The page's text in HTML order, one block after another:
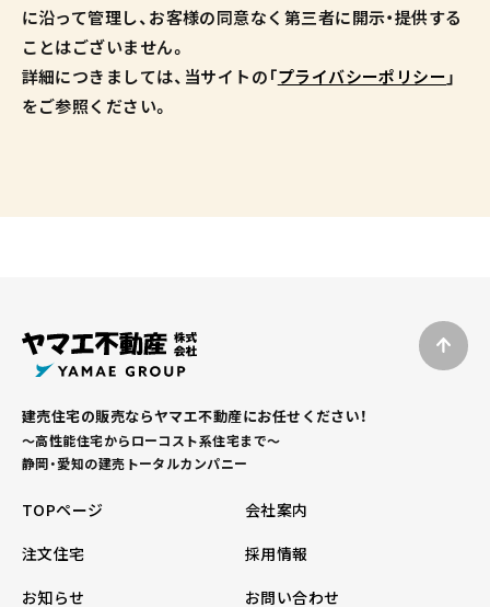
に沿って管理し、お客様の同意なく第三者に開示・提供する
ことはございません。
詳細につきましては、当サイトの「プライバシーポリシー」
をご参照ください。
建売住宅の販売ならヤマエ不動産にお任せください！
～高性能住宅からローコスト系住宅まで～
静岡・愛知の建売トータルカンパニー
TOPページ
会社案内
注文住宅
採用情報
お知らせ
お問い合わせ